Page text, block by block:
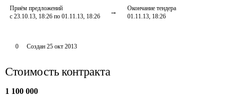
Приём предложений
с 23.10.13, 18:26 по 01.11.13, 18:26
Окончание тендера
01.11.13, 18:26
0 Создан 25 окт 2013
Стоимость контракта
1 100 000